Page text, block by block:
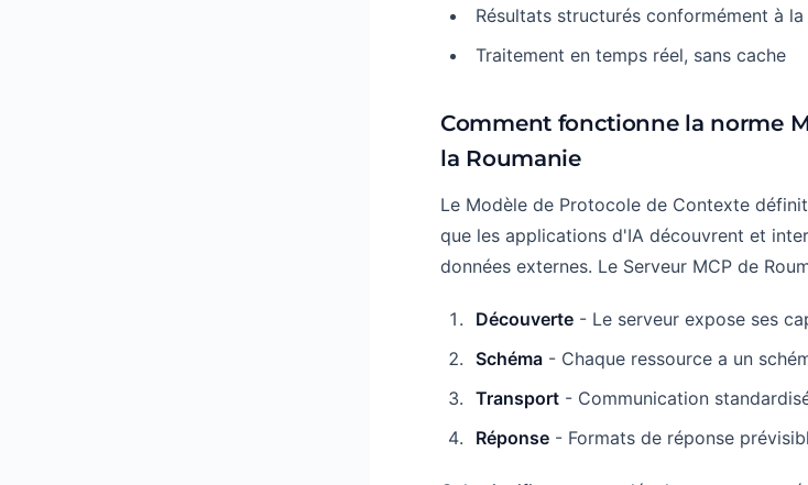
Résultats structurés conformément à
Traitement en temps réel, sans cache
Comment fonctionne la norme
la Roumanie
Le Modèle de Protocole de Contexte
que les applications d'IA découvrent et
données externes. Le Serveur MCP de
Découverte - Le serveur expose ses
Schéma - Chaque ressource a un
Transport - Communication
Réponse - Formats de réponse